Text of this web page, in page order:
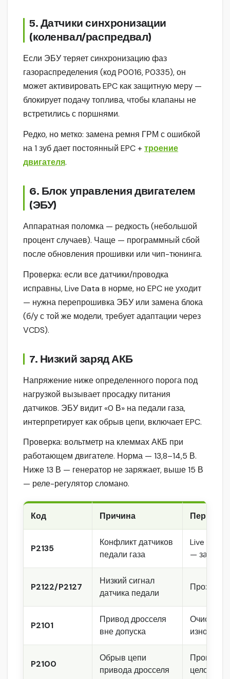
5. Датчики синхронизации
(коленвал/распредвал)
Если ЭБУ теряет синхронизацию фаз
газораспределения (код P0016, P0335), он
может активировать EPC как защитную меру —
блокирует подачу топлива, чтобы клапаны не
встретились с поршнями.
Редко, но метко: замена ремня ГРМ с ошибкой
на 1 зуб дает постоянный EPC +троение
двигателя.
6. Блок управления двигателем
(ЭБУ)
Аппаратная поломка — редкость (небольшой
процент случаев). Чаще — программный сбой
после обновления прошивки или чип-тюнинга.
Проверка: если все датчики/проводка
исправны, Live Data в норме, но EPC не уходит
— нужна перепрошивка ЭБУ или замена блока
(б/у с той же модели, требует адаптации через
VCDS).
7. Низкий заряд АКБ
Напряжение ниже определенного порога под
нагрузкой вызывает просадку питания
датчиков. ЭБУ видит «0 В» на педали газа,
интерпретирует как обрыв цепи, включает EPC.
Проверка: вольтметр на клеммах АКБ при
работающем двигателе. Норма — 13,8–14,5 В.
Ниже 13 В — генератор не заряжает, выше 15 В
— реле-регулятор сломано.
Код Причина Первое
P2135
Конфликт датчиков
педали газа
Live Data
— замена
P2122/P2127
Низкий сигнал
датчика педали
Прозвон
P2101
Привод дросселя
вне допуска
Очистка
износе —
P2100
Обрыв цепи
привода дросселя
Проверка